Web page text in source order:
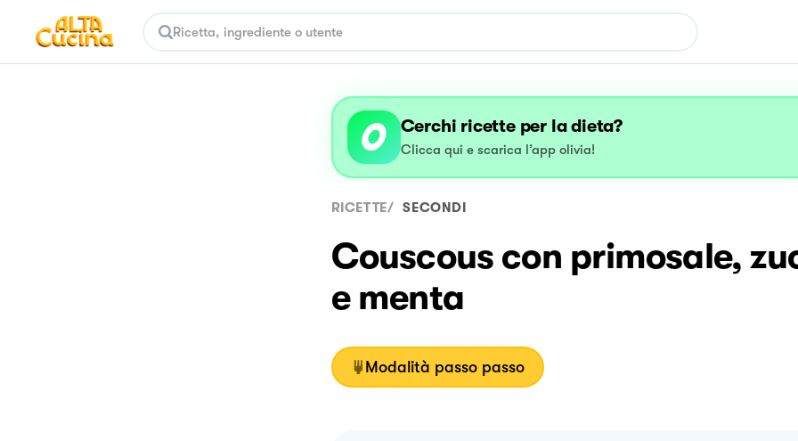
Cerchi ricette per la dieta?
Clicca qui e scarica l’app olivia!
RICETTE/ SECONDI
Couscous con primosale,
e menta
Modalità passo passo